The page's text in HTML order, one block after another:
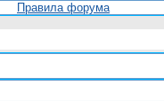
Правила форума